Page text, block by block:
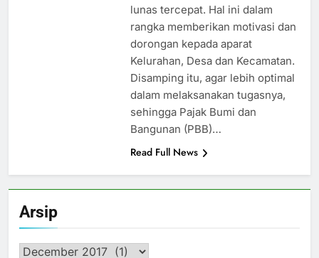
lunas tercepat. Hal ini dalam
rangka memberikan motivasi dan
dorongan kepada aparat
Kelurahan, Desa dan Kecamatan.
Disamping itu, agar lebih optimal
dalam melaksanakan tugasnya,
sehingga Pajak Bumi dan
Bangunan (PBB)…
Read Full News
Arsip
Arsip